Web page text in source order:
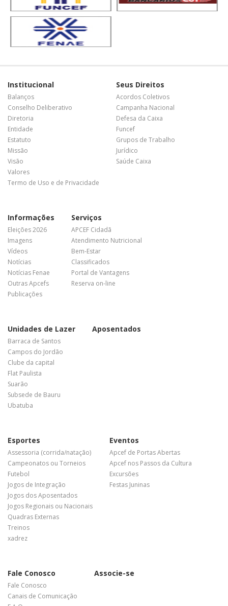
Institucional
Balanços
Conselho Deliberativo
Diretoria
Entidade
Estatuto
Missão
Visão
Valores
Termo de Uso e de Privacidade
Seus Direitos
Acordos Coletivos
Campanha Nacional
Defesa da Caixa
Funcef
Grupos de Trabalho
Jurídico
Saúde Caixa
Informações
Eleições 2026
Imagens
Vídeos
Notícias
Notícias Fenae
Outras Apcefs
Publicações
Serviços
APCEF Cidadã
Atendimento Nutricional
Bem-Estar
Classificados
Portal de Vantagens
Reserva on-line
Unidades de Lazer
Barraca de Santos
Campos do Jordão
Clube da capital
Flat Paulista
Suarão
Subsede de Bauru
Ubatuba
Aposentados
Esportes
Assessoria (corrida/natação)
Campeonatos ou Torneios
Futebol
Jogos de Integração
Jogos dos Aposentados
Jogos Regionais ou Nacionais
Quadras Externas
Treinos
xadrez
Eventos
Apcef de Portas Abertas
Apcef nos Passos da Cultura
Excursões
Festas Juninas
Fale Conosco
Fale Conosco
Canais de Comunicação
Associe-se